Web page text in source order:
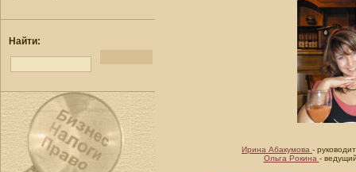
Найти:
Ирина Абакумова -
Ольга Рокина -